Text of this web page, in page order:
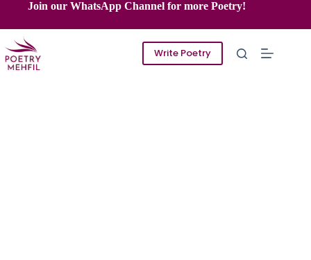
content
Join our WhatsApp Channel for more Poetry!
Write Poetry